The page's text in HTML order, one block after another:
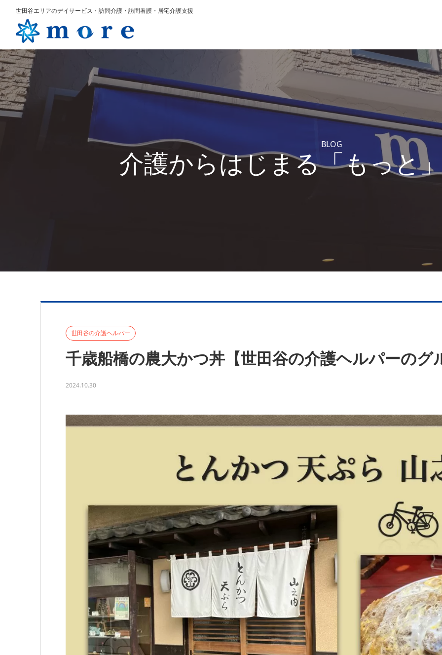
世田谷エリアのデイサービス・訪問介護・訪問看護・居宅介護支援
BLOG
介護からはじまる「もっと
世田谷の介護ヘルパー
千歳船橋の農大かつ丼【世田谷の介護ヘルパーのグ
2024.10.30